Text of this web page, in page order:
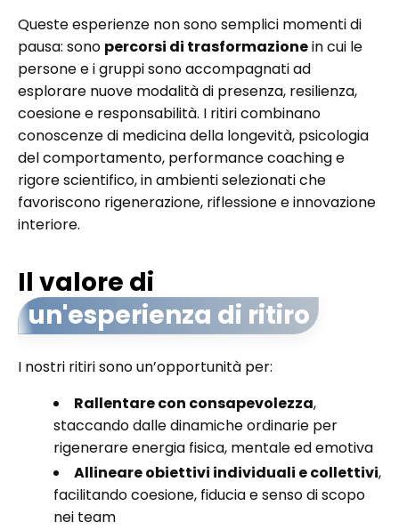
Queste esperienze non sono semplici momenti di
pausa: sono percorsi di trasformazionein cui le
persone e i gruppi sono accompagnati ad
esplorare nuove modalità di presenza, resilienza,
coesione e responsabilità. I ritiri combinano
conoscenze di medicina della longevità, psicologia
del comportamento, performance coaching e
rigore scientifico, in ambienti selezionati che
favoriscono rigenerazione, riflessione e innovazione
interiore.
Il valore di
un'esperienza di ritiro
I nostri ritiri sono un’opportunità per:
Rallentare con consapevolezza,
staccando dalle dinamiche ordinarie per
rigenerare energia fisica, mentale ed emotiva
Allineare obiettivi individuali e collettivi,
facilitando coesione, fiducia e senso di scopo
nei team